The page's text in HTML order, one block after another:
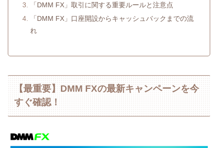
「DMM FX」取引に関する重要ルールと注意点
「DMM FX」口座開設からキャッシュバックまでの流
れ
【最重要】DMM FXの最新キャンペーンを今
すぐ確認！